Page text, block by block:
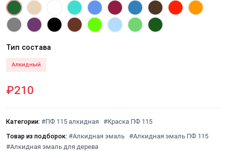
Тип состава
Алкидный
₽210
Категории: #ПФ 115 алкидная #Краска ПФ 115
Товар из подборок: #Алкидная эмаль #Алкидная эмаль ПФ 115
#Алкидная эмаль для дерева